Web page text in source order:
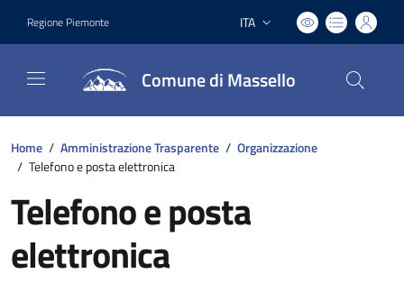
Regione Piemonte Lingua attiva:
ITA
Comune di Massello
Home / Amministrazione Trasparente / Organizzazione
/ Telefono e posta elettronica
Telefono e posta
elettronica